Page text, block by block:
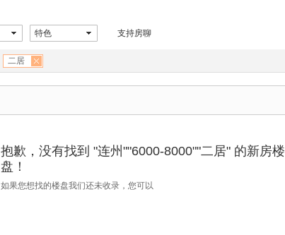
特色 支持房聊
二居
抱歉，没有找到 "连州""6000-8000""二居" 的新房楼
盘！
如果您想找的楼盘我们还未收录，您可以